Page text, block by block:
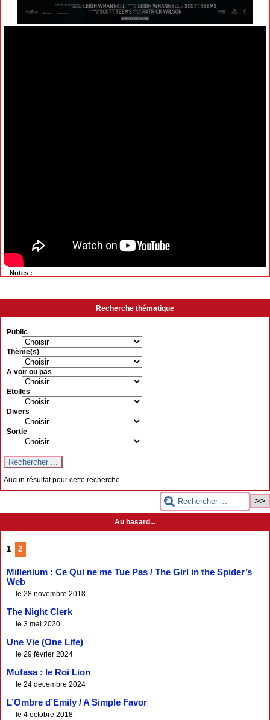
Notes :
Recherche thématique
Public
Thème(s)
A voir ou pas
Etoiles
Divers
Sortie
Aucun résultat pour cette recherche
Au hasard...
1 2
Millenium : Ce Qui ne me Tue Pas / The Girl in the Spider’s
Web
le 28 novembre 2018
The Night Clerk
le 3 mai 2020
Une Vie (One Life)
le 29 février 2024
Mufasa : le Roi Lion
le 24 décembre 2024
L’Ombre d’Emily / A Simple Favor
le 4 octobre 2018